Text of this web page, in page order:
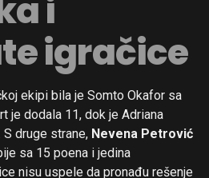
i
igračice
ekipi bila je Somto Okafor sa
je dodala 11, dok je Adriana
druge strane, Nevena Petrović
sa 15 poena i jedina
nisu uspele da pronađu rešenje